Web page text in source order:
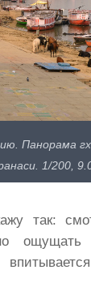
Панорама
1/200,
так:
ощущать